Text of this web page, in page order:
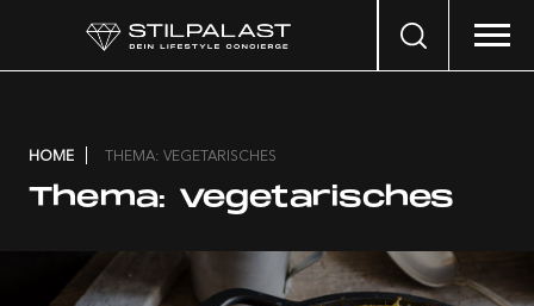
Search
HOME THEMA: VEGETARISCHES
Thema: Vegetarisches